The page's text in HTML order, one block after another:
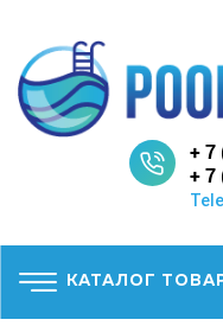
+ 7
+ 7
КАТАЛОГ